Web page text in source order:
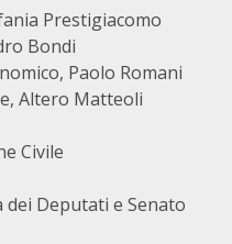
Prestigiacomo
Bondi
Paolo Romani
Altero Matteoli
Civile
Deputati e Senato